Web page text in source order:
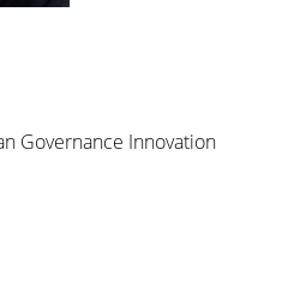
Governance Innovation